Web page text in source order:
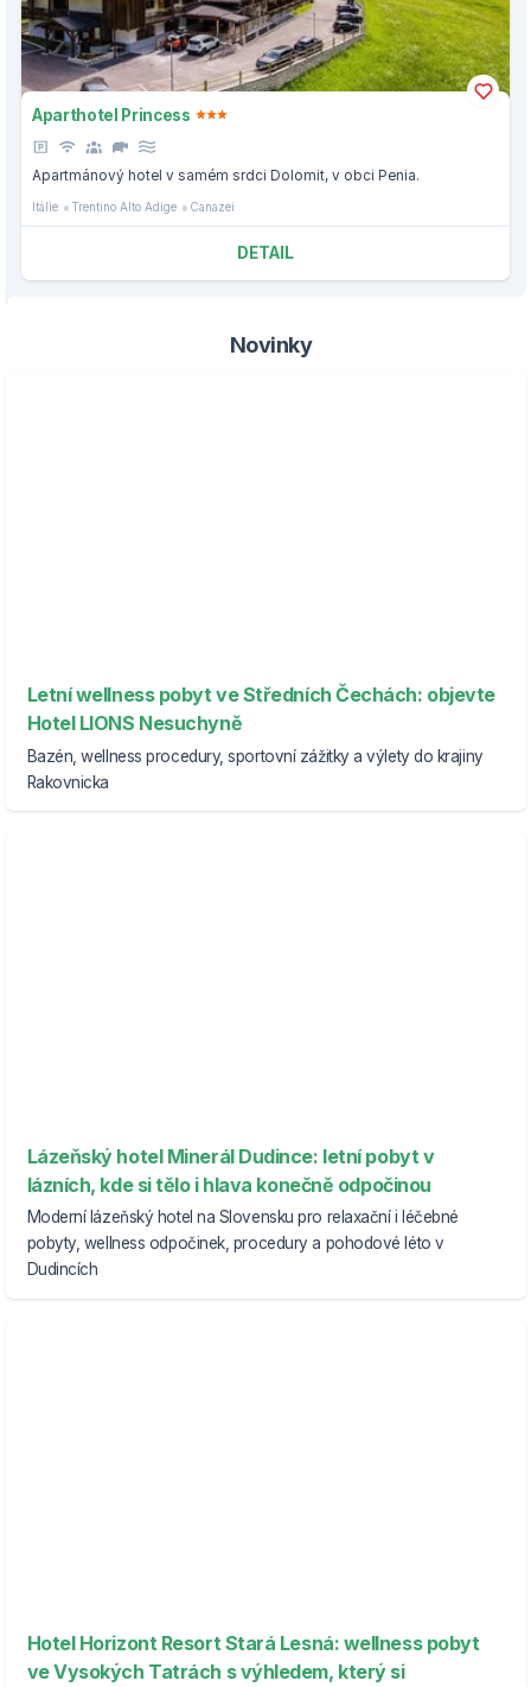
Aparthotel Princess
Apartmánový hotel v samém srdci Dolomit, v obci Penia.
Itálie Trentino Alto Adige Canazei
DETAIL
Novinky
Letní wellness pobyt ve Středních Čechách: objevte
Hotel LIONS Nesuchyně
Bazén, wellness procedury, sportovní zážitky a výlety do krajiny
Rakovnicka
Lázeňský hotel Minerál Dudince: letní pobyt v
lázních, kde si tělo i hlava konečně odpočinou
Moderní lázeňský hotel na Slovensku pro relaxační i léčebné
pobyty, wellness odpočinek, procedury a pohodové léto v
Dudincích
Hotel Horizont Resort Stará Lesná: wellness pobyt
ve Vysokých Tatrách s výhledem, který si